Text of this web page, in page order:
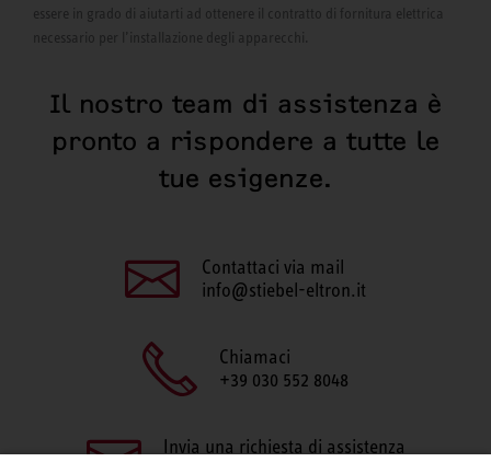
essere in grado di aiutarti ad ottenere il contratto di fornitura elettrica
necessario per l’installazione degli apparecchi.
Il nostro team di assistenza è
pronto a rispondere a tutte le
tue esigenze.
Contattaci via mail
info@stiebel-eltron.it
Chiamaci
+39 030 552 8048
Invia una richiesta di assistenza